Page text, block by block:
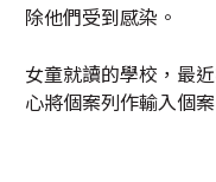
除他們受到感染。
女童就讀的學校，最
心將個案列作輸入個案